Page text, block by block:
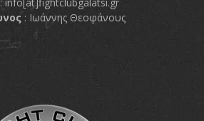
:info[at]fightclubgalatsi.gr
: Ιωάννης Θεοφάνους